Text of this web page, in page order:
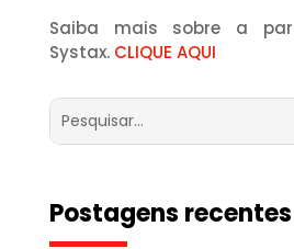
Saiba mais sobre a
Systax. CLIQUE AQUI
Postagens recentes